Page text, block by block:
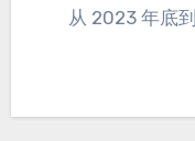
从 2023 年底到 2025 年初，国内关于 AI 的